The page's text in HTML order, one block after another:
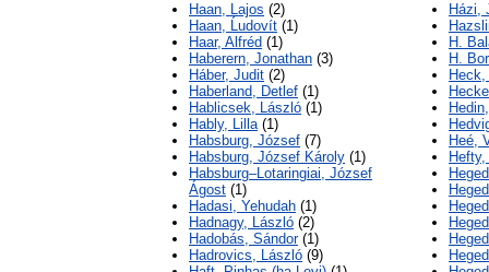
Haan, Lajos (2)
Haan, Ĺudovít (1)
Haar, Alfréd (1)
Haberern, Jonathan (3)
Háber, Judit (2)
Haberland, Detlef (1)
Hablicsek, László (1)
Hably, Lilla(1)
Habsburg, József (7)
Habsburg, József Károly (1)
Habsburg–Lotaringiai, József
Ágost (1)
Hadasi, Yehudah (1)
Hadnagy, László (2)
Hadobás, Sándor(1)
Hadrovics, László (9)
Házi,
H.
H.
Heé,